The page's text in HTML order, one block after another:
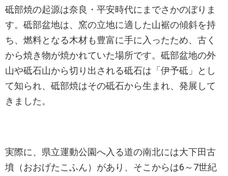
砥部焼の起源は奈良・平安時代にまでさかのぼりま
す。砥部盆地は、窯の立地に適した山裾の傾斜を持
ち、燃料となる木材も豊富に手に入ったため、古く
から焼き物が焼かれていた場所です。砥部盆地の外
山や砥石山から切り出される砥石は「伊予砥」とし
て知られ、砥部焼はその砥石から生まれ、発展して
きました。
実際に、県立運動公園へ入る道の南北には大下田古
墳（おおげたこふん）があり、そこからは6～7世紀